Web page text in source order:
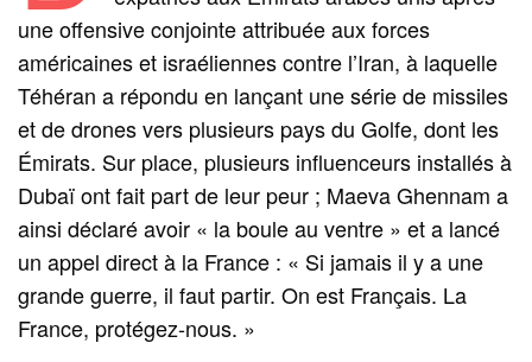
une offensive conjointe attribuée aux forces
américaines et israéliennes contre l’Iran, à laquelle
Téhéran a répondu en lançant une série de missiles
et de drones vers plusieurs pays du Golfe, dont les
Émirats. Sur place, plusieurs influenceurs installés à
Dubaï ont fait part de leur peur ; Maeva Ghennam a
ainsi déclaré avoir « la boule au ventre » et a lancé
un appel direct à la France : « Si jamais il y a une
grande guerre, il faut partir. On est Français. La
France, protégez‑nous. »